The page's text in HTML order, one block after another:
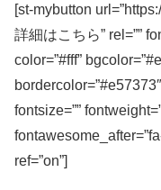
[st-mybutton
詳細はこちら” rel=””
color=”#fff”
fontsize=””
ref=”on”]